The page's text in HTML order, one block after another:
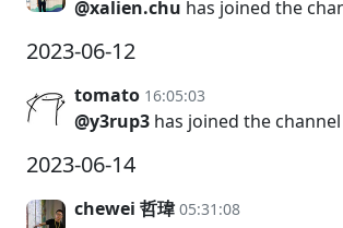
@xalien.chu has joined the
2023-06-12
tomato 16:05:03
@y3rup3 has joined the channel
2023-06-14
chewei 哲瑋 05:31:08